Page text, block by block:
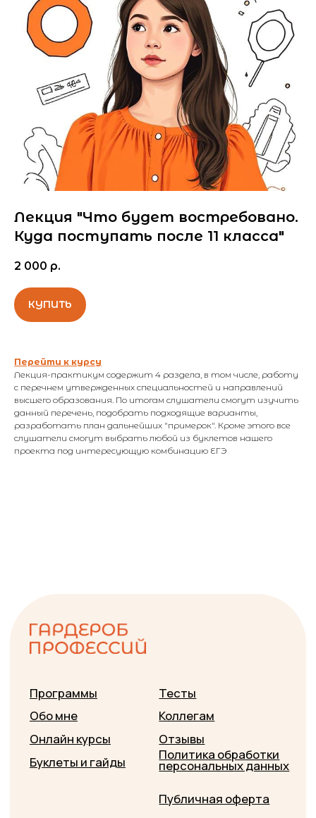
Лекция "Что будет востребовано.
Куда поступать после 11 класса"
2 000 р.
КУПИТЬ
Перейти к курсу
Лекция-практикум содержит 4 раздела, в том числе, работу
с перечнем утвержденных специальностей и направлений
высшего образования. По итогам слушатели смогут изучить
данный перечень, подобрать подходящие варианты,
разработать план дальнейших "примерок". Кроме этого все
слушатели смогут выбрать любой из буклетов нашего
проекта под интересующую комбинацию ЕГЭ